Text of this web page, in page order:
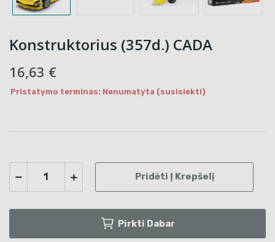
Konstruktorius (357d.) CADA
16,63 €
Pristatymo terminas: Nenumatyta (susisiekti)
Pridėti Į Krepšelį
Pirkti Dabar